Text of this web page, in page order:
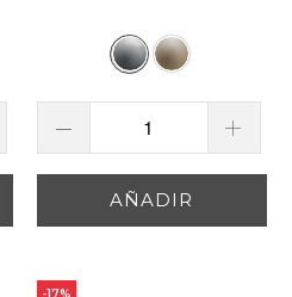
AÑADIR